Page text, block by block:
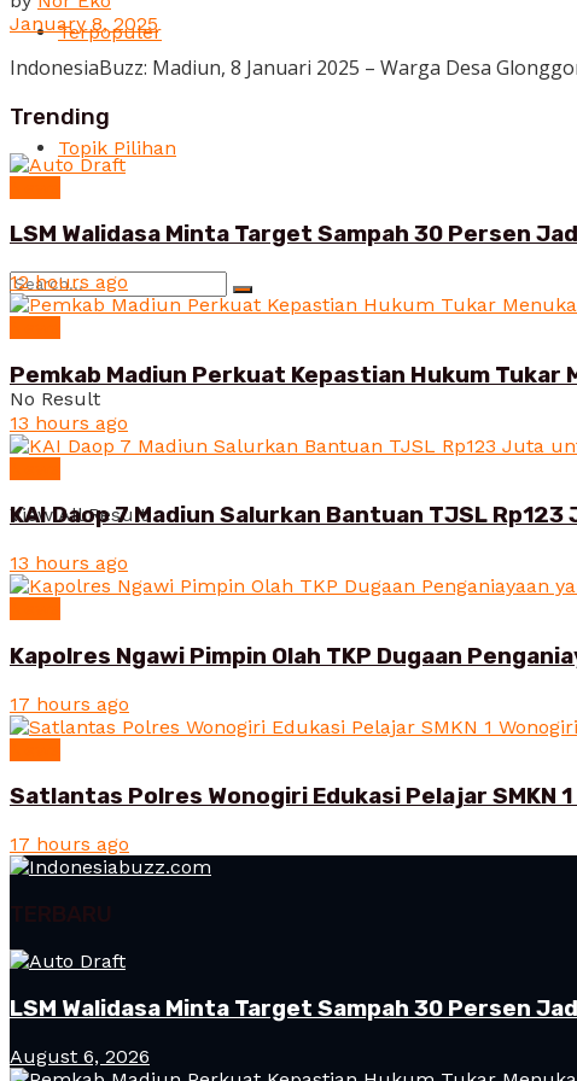
Terpopuler
Topik Pilihan
No Result
View All Result
January 8, 2025
IndonesiaBuzz: Madiun, 8 Januari 2025 – Warga Desa
Trending
LSM Walidasa Minta Target Sampah 30 Persen
12 hours ago
Pemkab Madiun Perkuat Kepastian Hukum Tukar
13 hours ago
KAI Daop 7 Madiun Salurkan Bantuan TJSL
13 hours ago
Kapolres Ngawi Pimpin Olah TKP Dugaan
17 hours ago
Satlantas Polres Wonogiri Edukasi Pelajar SMKN
17 hours ago
TERBARU
LSM Walidasa Minta Target Sampah 30 Persen
August 6, 2026